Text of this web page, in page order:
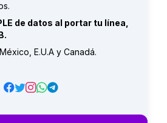
de datos al portar tu línea,
E.U.A y Canadá.